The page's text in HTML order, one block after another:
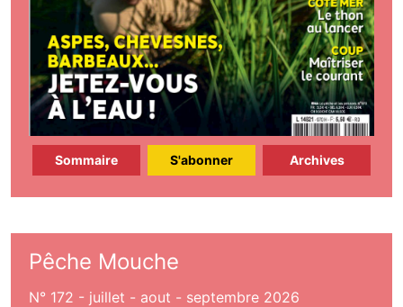
Sommaire S'abonner Archives
Pêche Mouche
N° 172 - juillet - aout - septembre 2026